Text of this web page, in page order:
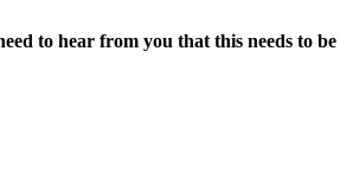
to hear from you that this needs to